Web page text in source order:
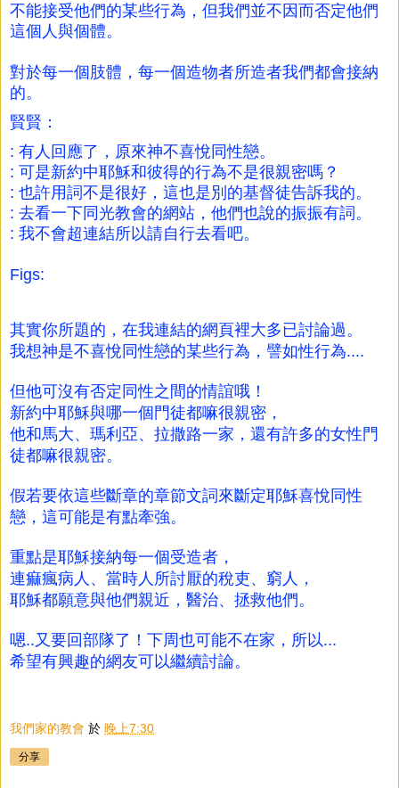
不能接受他們的某些行為，但我們並不因而否定他們
這個人與個體。
對於每一個肢體，每一個造物者所造者我們都會接納
的。
賢賢：
: 有人回應了，原來神不喜悅同性戀。
: 可是新約中耶穌和彼得的行為不是很親密嗎？
: 也許用詞不是很好，這也是別的基督徒告訴我的。
: 去看一下同光教會的網站，他們也說的振振有詞。
: 我不會超連結所以請自行去看吧。
Figs:
其實你所題的，在我連結的網頁裡大多已討論過。
我想神是不喜悅同性戀的某些行為，譬如性行為....
但他可沒有否定同性之間的情誼哦！
新約中耶穌與哪一個門徒都嘛很親密，
他和馬大、瑪利亞、拉撒路一家，還有許多的女性門
徒都嘛很親密。
假若要依這些斷章的章節文詞來斷定耶穌喜悅同性
戀，這可能是有點牽強。
重點是耶穌接納每一個受造者，
連痲瘋病人、當時人所討厭的稅吏、窮人，
耶穌都願意與他們親近，醫治、拯救他們。
嗯..又要回部隊了！下周也可能不在家，所以...
希望有興趣的網友可以繼續討論。
我們家的教會 於 晚上7:30
分享